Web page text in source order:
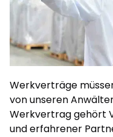
Werkverträge
von unseren
Werkvertrag gehört
und erfahrener